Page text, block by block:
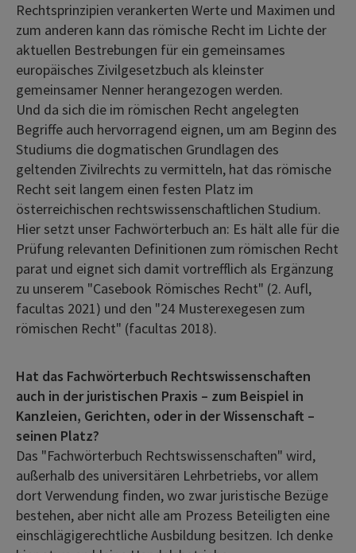
Rechtsprinzipien verankerten Werte und Maximen und
zum anderen kann das römische Recht im Lichte der
aktuellen Bestrebungen für ein gemeinsames
europäisches Zivilgesetzbuch als kleinster
gemeinsamer Nenner herangezogen werden.
Und da sich die im römischen Recht angelegten
Begriffe auch hervorragend eignen, um am Beginn des
Studiums die dogmatischen Grundlagen des
geltenden Zivilrechts zu vermitteln, hat das römische
Recht seit langem einen festen Platz im
österreichischen rechtswissenschaftlichen Studium.
Hier setzt unser Fachwörterbuch an: Es hält alle für die
Prüfung relevanten Definitionen zum römischen Recht
parat und eignet sich damit vortrefflich als Ergänzung
zu unserem "Casebook Römisches Recht" (2. Aufl,
facultas 2021) und den "24 Musterexegesen zum
römischen Recht" (facultas 2018).
Hat das Fachwörterbuch Rechtswissenschaften
auch in der juristischen Praxis – zum Beispiel in
Kanzleien, Gerichten, oder in der Wissenschaft –
seinen Platz?
Das "Fachwörterbuch Rechtswissenschaften" wird,
außerhalb des universitären Lehrbetriebs, vor allem
dort Verwendung finden, wo zwar juristische Bezüge
bestehen, aber nicht alle am Prozess Beteiligten eine
einschlägigerechtliche Ausbildung besitzen. Ich denke